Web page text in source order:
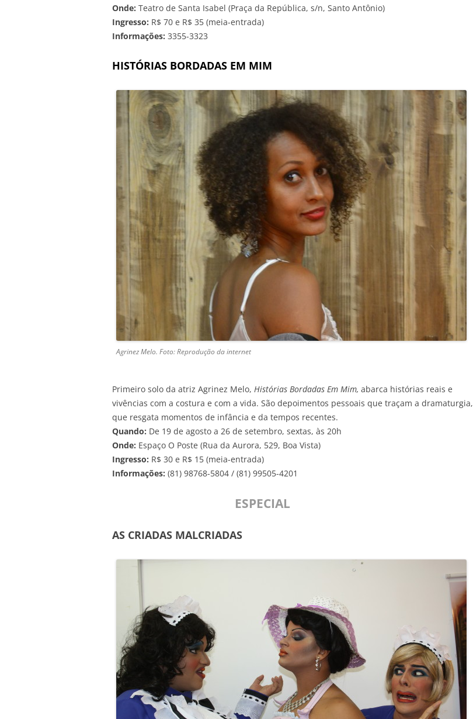
Onde: Teatro de Santa Isabel (Praça da República, s/n, Santo Antônio)
Ingresso: R$ 70 e R$ 35 (meia-entrada)
Informações: 3355-3323
HISTÓRIAS BORDADAS EM MIM
Agrinez Melo. Foto: Reprodução da internet
Primeiro solo da atriz Agrinez Melo, Histórias Bordadas Em Mim, abarca histórias reais e
vivências com a costura e com a vida. São depoimentos pessoais que traçam a dramaturgia,
que resgata momentos de infância e da tempos recentes.
Quando: De 19 de agosto a 26 de setembro, sextas, às 20h
Onde: Espaço O Poste (Rua da Aurora, 529, Boa Vista)
Ingresso: R$ 30 e R$ 15 (meia-entrada)
Informações: (81) 98768-5804 / (81) 99505-4201
ESPECIAL
AS CRIADAS MALCRIADAS